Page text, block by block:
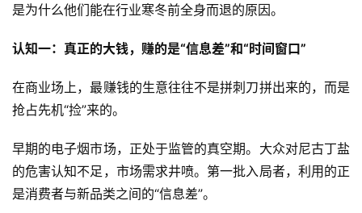
是为什么他们能在行业寒冬前全身而退的原因。
认知一：真正的大钱，赚的是“信息差”和“时间窗口”
在商业场上，最赚钱的生意往往不是拼刺刀拼出来的，而是
抢占先机“捡”来的。
早期的电子烟市场，正处于监管的真空期。大众对尼古丁盐
的危害认知不足，市场需求井喷。第一批入局者，利用的正
是消费者与新品类之间的“信息差”。